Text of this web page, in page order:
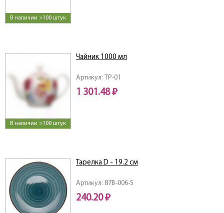
В наличии >100 штук
В наличии >100 штук
Артикул: TP-01
Чайник 1000 мл
1 301.48 ₽
Артикул: 87B-006-S
Тарелка D - 19.2 см
240.20 ₽